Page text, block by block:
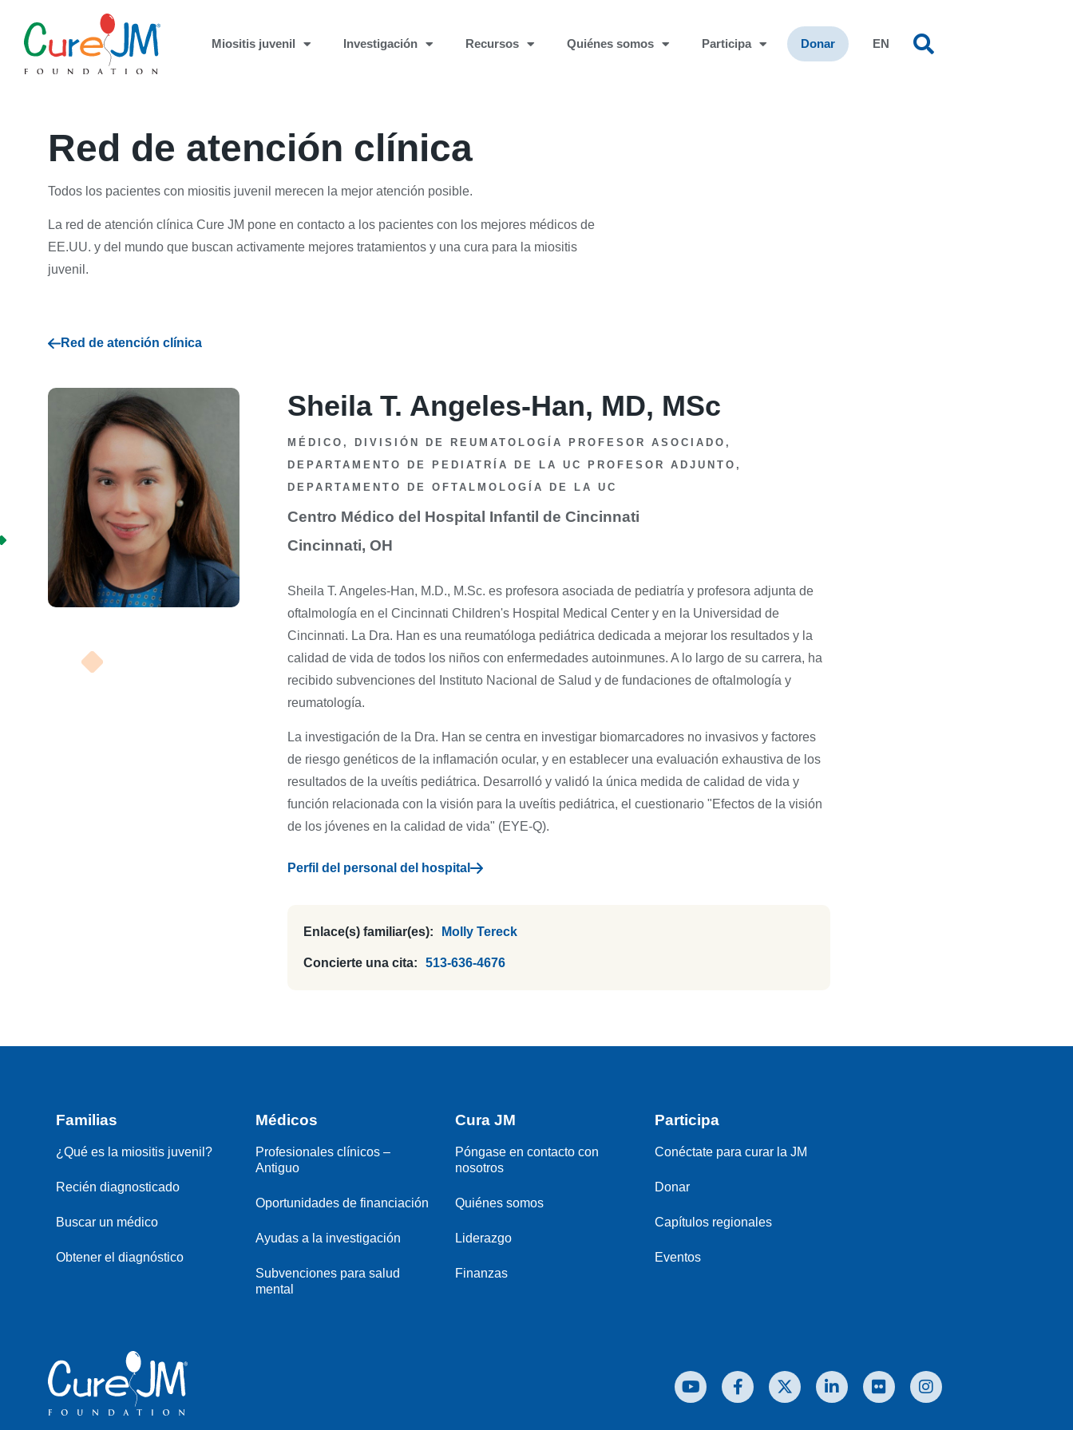
Miositis juvenil Investigación Recursos Quiénes somos Participa Donar EN
Red de atención clínica
Todos los pacientes con miositis juvenil merecen la mejor atención posible.
La red de atención clínica Cure JM pone en contacto a los pacientes con los mejores médicos de
EE.UU. y del mundo que buscan activamente mejores tratamientos y una cura para la miositis
juvenil.
Red de atención clínica
Sheila T. Angeles-Han, MD, MSc
MÉDICO, DIVISIÓN DE REUMATOLOGÍA PROFESOR ASOCIADO,
DEPARTAMENTO DE PEDIATRÍA DE LA UC PROFESOR ADJUNTO,
DEPARTAMENTO DE OFTALMOLOGÍA DE LA UC
Centro Médico del Hospital Infantil de Cincinnati
Cincinnati, OH
Sheila T. Angeles-Han, M.D., M.Sc. es profesora asociada de pediatría y profesora adjunta de
oftalmología en el Cincinnati Children's Hospital Medical Center y en la Universidad de
Cincinnati. La Dra. Han es una reumatóloga pediátrica dedicada a mejorar los resultados y la
calidad de vida de todos los niños con enfermedades autoinmunes. A lo largo de su carrera, ha
recibido subvenciones del Instituto Nacional de Salud y de fundaciones de oftalmología y
reumatología.
La investigación de la Dra. Han se centra en investigar biomarcadores no invasivos y factores
de riesgo genéticos de la inflamación ocular, y en establecer una evaluación exhaustiva de los
resultados de la uveítis pediátrica. Desarrolló y validó la única medida de calidad de vida y
función relacionada con la visión para la uveítis pediátrica, el cuestionario "Efectos de la visión
de los jóvenes en la calidad de vida" (EYE-Q).
Perfil del personal del hospital
Enlace(s) familiar(es): Molly Tereck
Concierte una cita: 513-636-4676
Familias
¿Qué es la miositis juvenil?
Recién diagnosticado
Buscar un médico
Obtener el diagnóstico
Médicos
Profesionales clínicos –
Antiguo
Oportunidades de financiación
Ayudas a la investigación
Subvenciones para salud
mental
Cura JM
Póngase en contacto con
nosotros
Quiénes somos
Liderazgo
Finanzas
Participa
Conéctate para curar la JM
Donar
Capítulos regionales
Eventos